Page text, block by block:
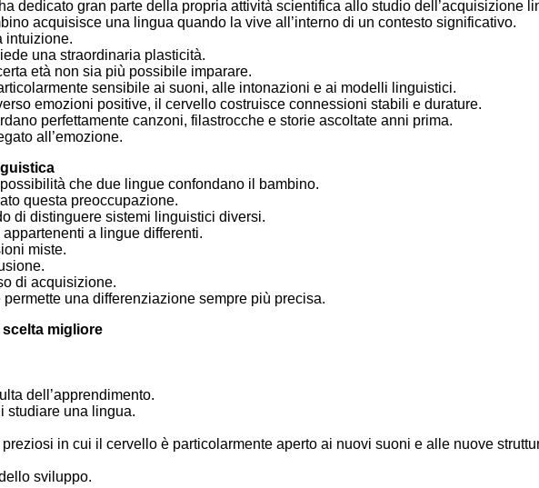
dedicato gran parte della propria attività scientifica allo studio dell’acquisizione
acquisisce una lingua quando la vive all’interno di un contesto significativo.
intuizione.
una straordinaria plasticità.
età non sia più possibile imparare.
sensibile ai suoni, alle intonazioni e ai modelli linguistici.
emozioni positive, il cervello costruisce connessioni stabili e durature.
perfettamente canzoni, filastrocche e storie ascoltate anni prima.
all’emozione.
che due lingue confondano il bambino.
questa preoccupazione.
di distinguere sistemi linguistici diversi.
a lingue differenti.
miste.
di acquisizione.
una differenziazione sempre più precisa.
scelta migliore
dell’apprendimento.
studiare una lingua.
in cui il cervello è particolarmente aperto ai nuovi suoni e alle nuove
sviluppo.